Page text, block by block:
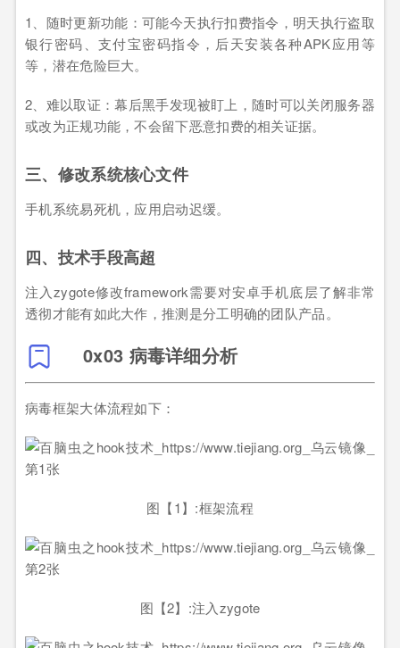
1、随时更新功能：可能今天执行扣费指令，明天执行盗取
银行密码、支付宝密码指令，后天安装各种APK应用等
等，潜在危险巨大。
2、难以取证：幕后黑手发现被盯上，随时可以关闭服务器
或改为正规功能，不会留下恶意扣费的相关证据。
三、修改系统核心文件
手机系统易死机，应用启动迟缓。
四、技术手段高超
注入zygote修改framework需要对安卓手机底层了解非常
透彻才能有如此大作，推测是分工明确的团队产品。
0x03 病毒详细分析
病毒框架大体流程如下：
图【1】:框架流程
图【2】:注入zygote